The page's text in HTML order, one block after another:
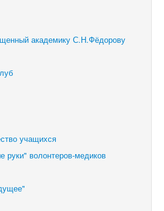
академику С.Н.Фёдорову
учащихся
волонтеров-медиков